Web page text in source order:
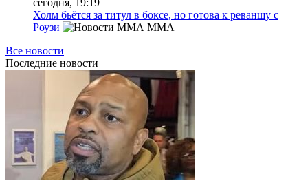
Холм бьётся за титул в боксе, но готова к реваншу с
Роузи
MMA
Все новости
Последние новости